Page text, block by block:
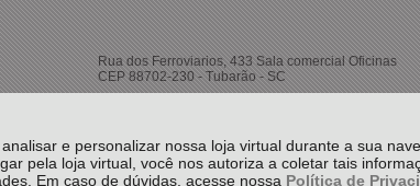
e personalizar nossa loja virtual durante a sua
pela loja virtual, você nos autoriza a coletar tais
Em caso de dúvidas, acesse nossa Política de
Rua dos Ferroviarios, 433 Sala comercial Oficinas
CEP 88702-230 - Tubarão - SC